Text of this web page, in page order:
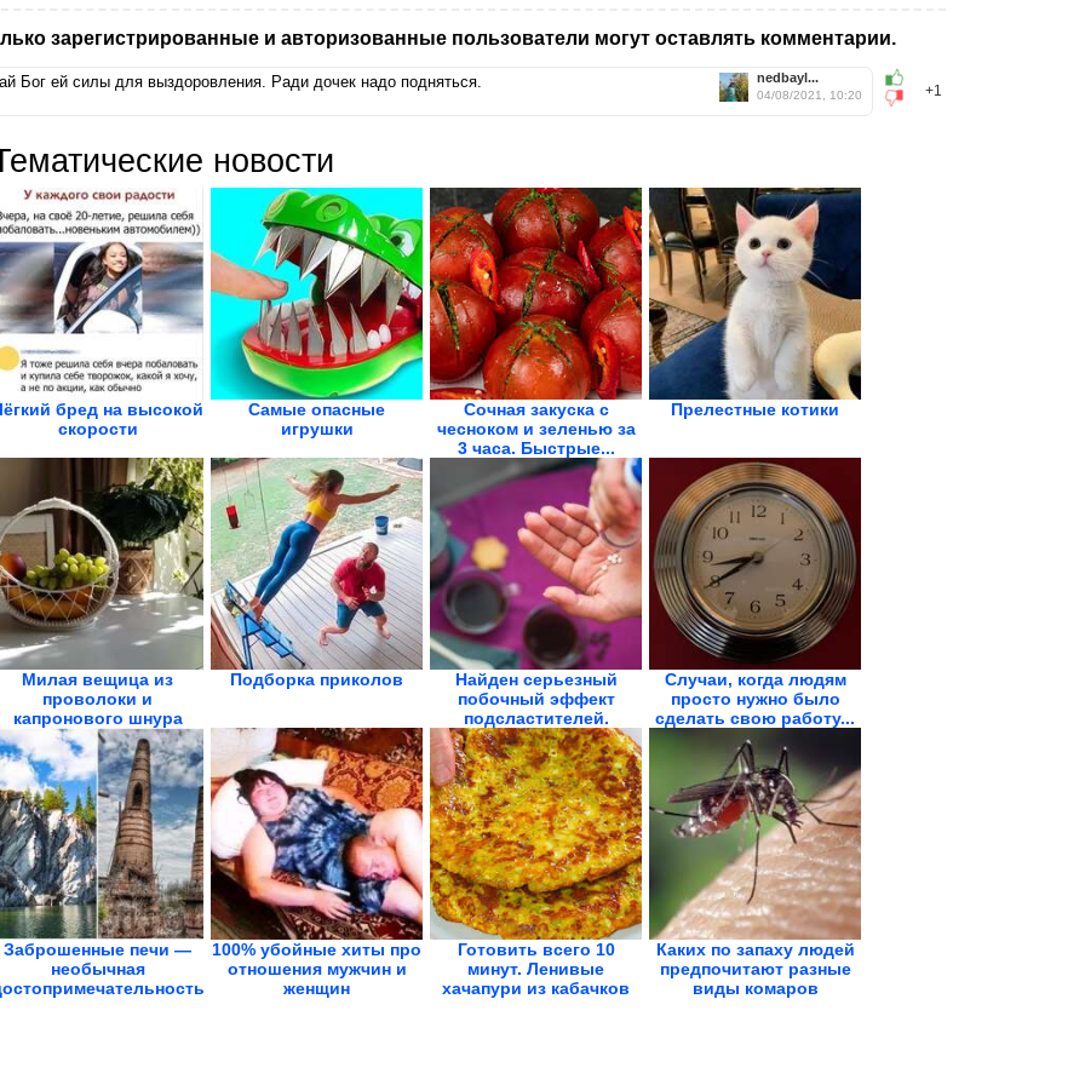
зарегистрированные и авторизованные пользователи могут оставлять комментарии.
+1
nedbayl...
04/08/2021, 10:20
Бог ей силы для выздоровления. Ради дочек надо подняться.
новости
бред на высокой
скорости
Самые опасные
игрушки
Сочная закуска с
чесноком и зеленью за
3 часа. Быстрые...
Прелестные котики
Милая вещица из
проволоки и
капронового шнура
Подборка приколов
Найден серьезный
побочный эффект
подсластителей.
Особо...
Случаи, когда людям
просто нужно было
сделать свою работу...
Заброшенные печи —
необычная
100% убойные хиты про
отношения мужчин и
женщин
Готовить всего 10
минут. Ленивые
хачапури из кабачков
Каких по запаху людей
предпочитают разные
виды комаров